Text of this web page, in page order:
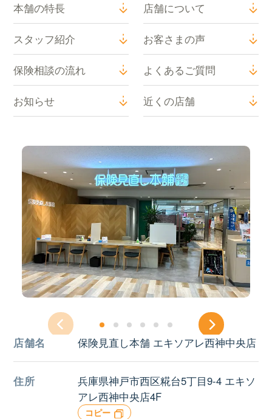
本舗の特長 店舗について
スタッフ紹介 お客さまの声
保険相談の流れ よくあるご質問
お知らせ 近くの店舗
店舗名 保険見直し本舗 エキソアレ西神中央店
住所
兵庫県神戸市西区糀台5丁目9-4 エキソ
アレ西神中央店4F
コピー